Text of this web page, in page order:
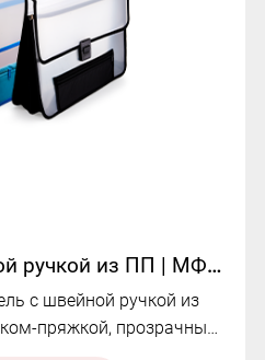
Портфель с швейной ручкой из ПП | МФО-1031
с швейной ручкой из
пряжкой, прозрачным